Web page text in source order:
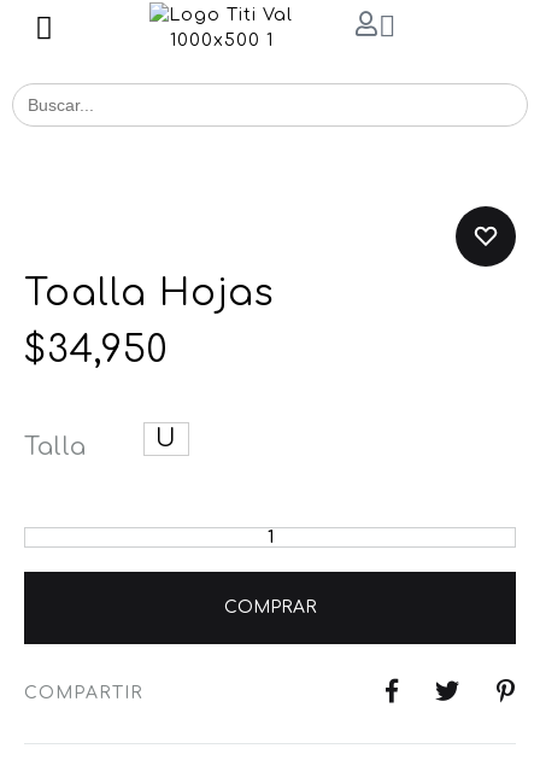
Buscar
for:
Toalla Hojas
$34,950
Talla U
COMPRAR
COMPARTIR